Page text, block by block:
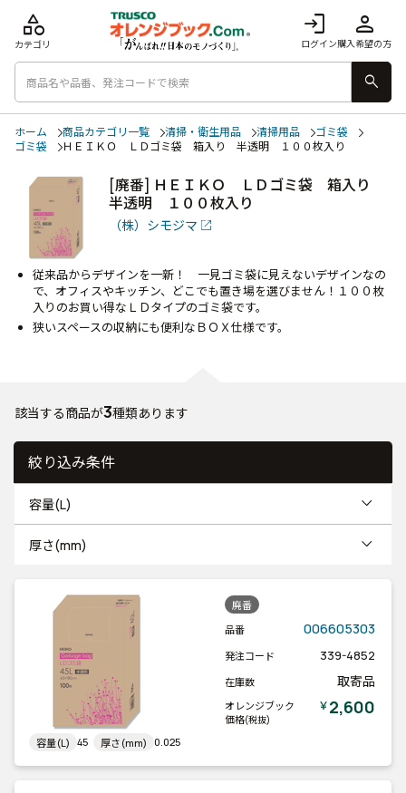
login
ログイン
person
購入希望の方
category
カテゴリ
search
ホーム 商品カテゴリ一覧 清掃・衛生用品 清掃用品
ゴミ袋
ゴミ袋
ＨＥＩＫＯ ＬＤゴミ袋 箱入り 半透明 １００枚入り
[廃番] ＨＥＩＫＯ ＬＤゴミ袋 箱入り
半透明 １００枚入り
（株）シモジマ
従来品からデザインを一新！ 一見ゴミ袋に見えないデザインなの
で、オフィスやキッチン、どこでも置き場を選びません！１００枚
入りのお買い得なＬＤタイプのゴミ袋です。
狭いスペースの収納にも便利なＢＯＸ仕様です。
該当する商品が3種類あります
絞り込み条件
容量(L)
厚さ(mm)
廃番
品番
006605303
発注コード 339-4852
在庫数 取寄品
オレンジブック
価格(税抜)
￥2,600
容量(L) 45 厚さ(mm) 0.025